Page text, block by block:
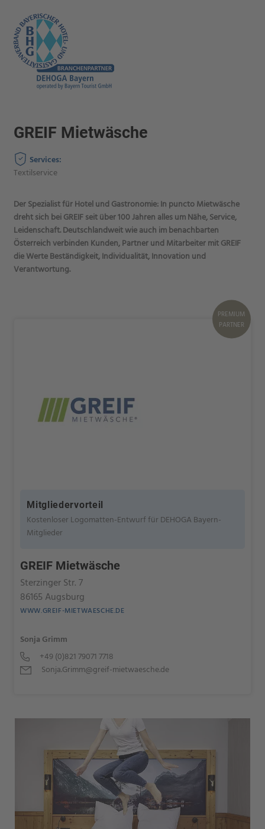
PREMIUM
PARTNER
Mitgliedervorteil
Kostenloser Logomatten-Entwurf für DEHOGA Bayern-
Mitglieder
GREIF Mietwäsche
Sterzinger Str. 7
86165 Augsburg
WWW.GREIF-MIETWAESCHE.DE
Sonja Grimm
+49 (0)821 79071 7718
Sonja.Grimm@greif-mietwaesche.de
GREIF Mietwäsche
Services:
Textilservice
Der Spezialist für Hotel und Gastronomie: In puncto Mietwäsche
dreht sich bei GREIF seit über 100 Jahren alles um Nähe, Service,
Leidenschaft. Deutschlandweit wie auch im benachbarten
Österreich verbinden Kunden, Partner und Mitarbeiter mit GREIF
die Werte Beständigkeit, Individualität, Innovation und
Verantwortung.